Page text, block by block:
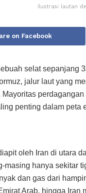
Ilustrasi lautan
on Facebook
selat sepanjang
jalur laut yang
penting dalam peta
oleh Iran di utara
masing hanya sekitar
dan gas dari
Arab, hingga